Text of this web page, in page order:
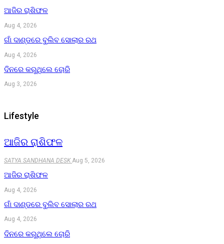
ଆଜିର ରାଶିଫଳ
Aug 4, 2026
ଗାଁ ଦାଣ୍ଡରେ ବୁଲିବ ସୋଲାର ରଥ
Aug 4, 2026
ଦିନରେ କରୁଥିଲେ ଚୋରି
Aug 3, 2026
Lifestyle
ଆଜିର ରାଶିଫଳ
SATYA SANDHANA DESK Aug 5, 2026
ଆଜିର ରାଶିଫଳ
Aug 4, 2026
ଗାଁ ଦାଣ୍ଡରେ ବୁଲିବ ସୋଲାର ରଥ
Aug 4, 2026
ଦିନରେ କରୁଥିଲେ ଚୋରି